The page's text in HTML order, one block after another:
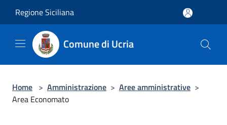
Regione Siciliana
Comune di Ucria
Home > Amministrazione > Aree amministrative >
Area Economato